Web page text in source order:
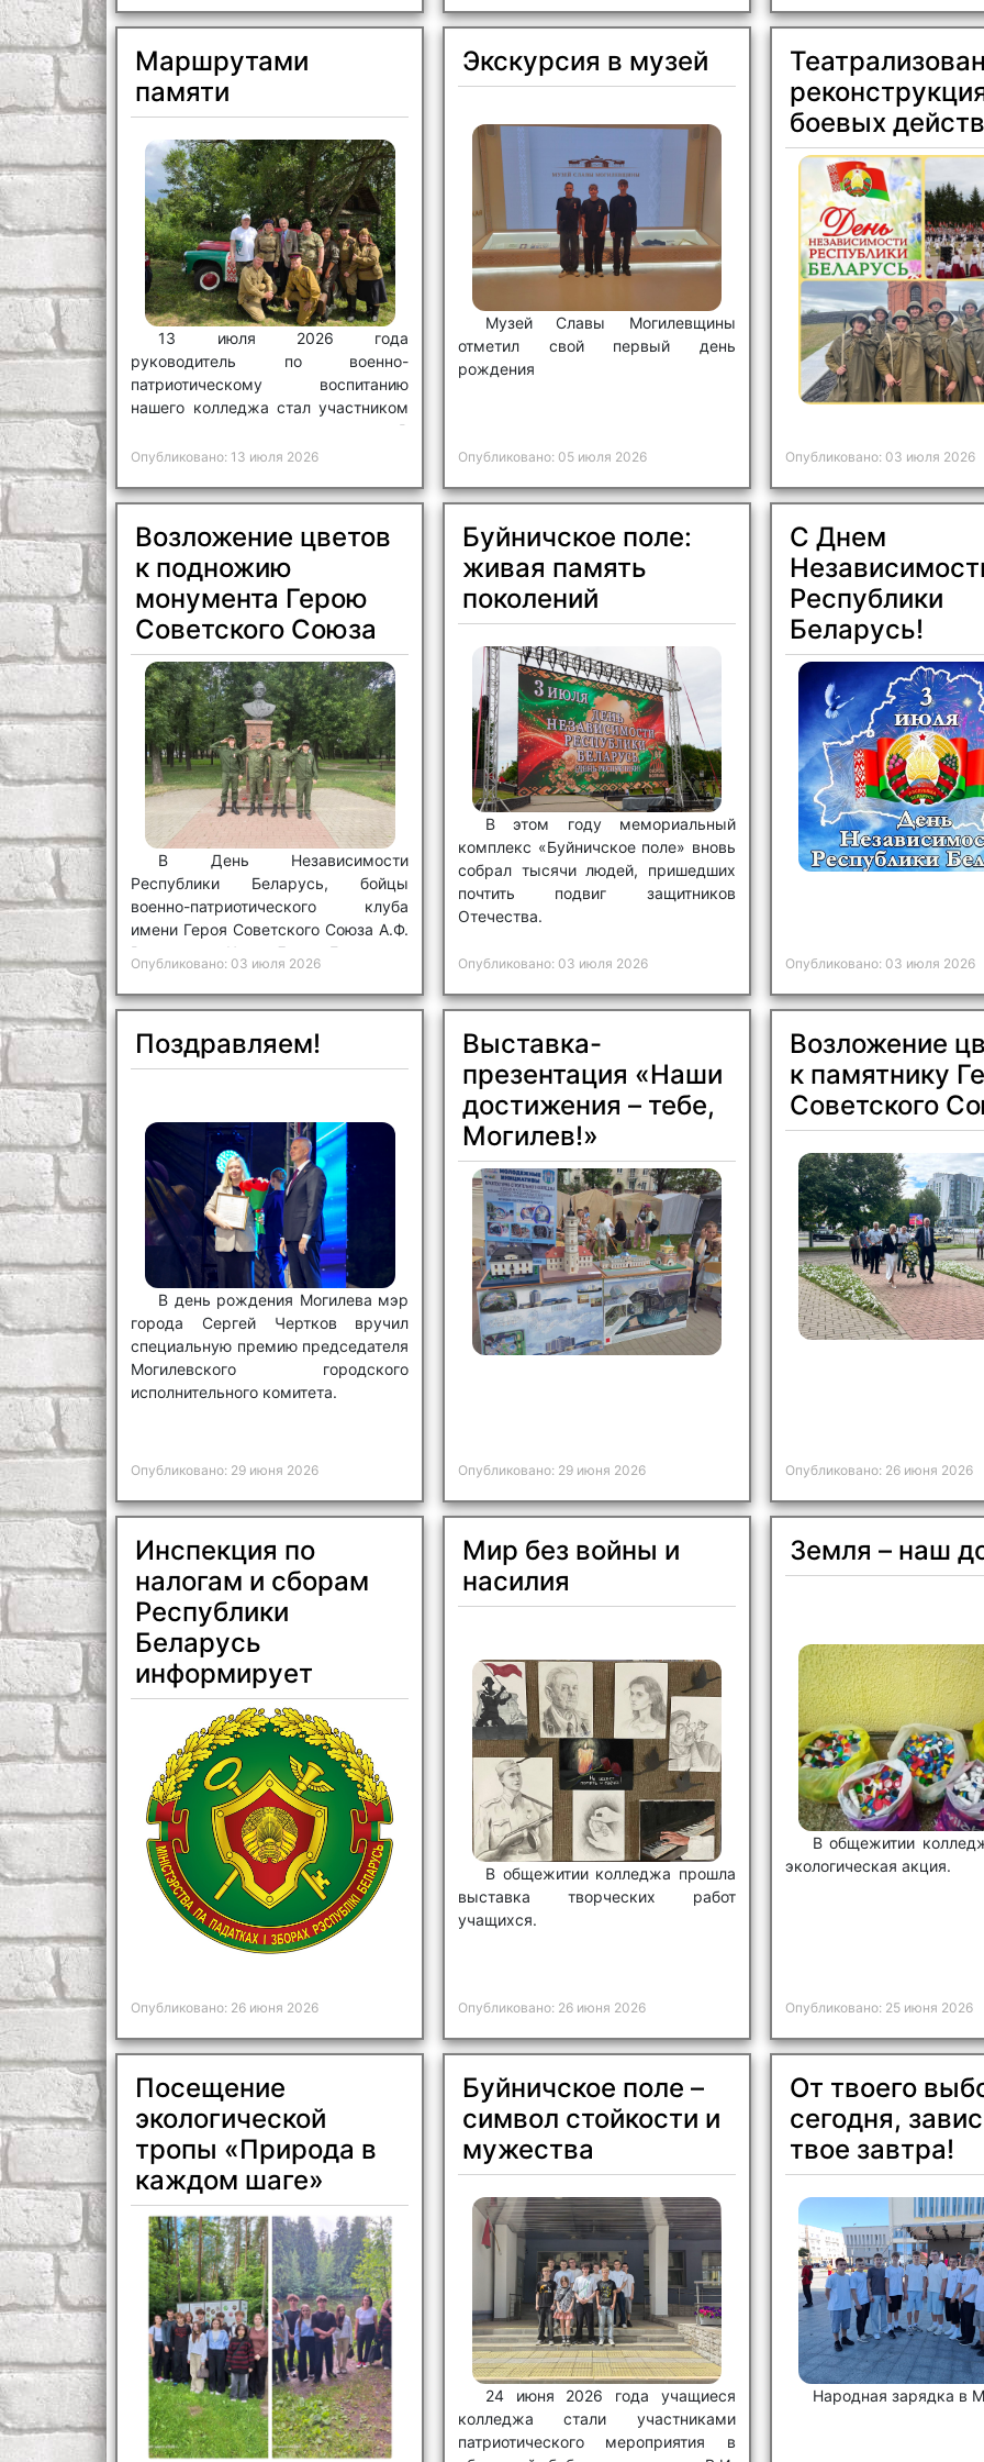
Маршрутами
памяти
13 июля 2026 года
руководитель по военно-
патриотическому воспитанию
нашего колледжа стал участником
патриотического мероприятия «В
поисках исторической правды».
Опубликовано: 13 июля 2026
Экскурсия в музей
Музей Славы Могилевщины
отметил свой первый день
рождения
Опубликовано: 05 июля 2026
боевых
Опубликовано: 03 июля 2026
Возложение цветов
к подножию
монумента Герою
Советского Союза
В День Независимости
Республики Беларусь, бойцы
военно-патриотического клуба
имени Героя Советского Союза А.Ф.
Везирова «Честь.Долг. Единство»
не остались в стороне.
Опубликовано: 03 июля 2026
Буйничское поле:
живая память
поколений
В этом году мемориальный
комплекс «Буйничское поле» вновь
собрал тысячи людей, пришедших
почтить подвиг защитников
Отечества.
Опубликовано: 03 июля 2026
С Днем
Республики
Беларусь!
Опубликовано: 03 июля 2026
Поздравляем!
В день рождения Могилева мэр
города Сергей Чертков вручил
специальную премию председателя
Могилевского городского
исполнительного комитета.
Опубликовано: 29 июня 2026
Выставка-
презентация «Наши
достижения – тебе,
Могилев!»
Опубликовано: 29 июня 2026
Возложение
к памятнику
Советского
Опубликовано: 26 июня 2026
Инспекция по
налогам и сборам
Республики
Беларусь
информирует
Опубликовано: 26 июня 2026
Мир без войны и
насилия
В общежитии колледжа прошла
выставка творческих работ
учащихся.
Опубликовано: 26 июня 2026
Земля – наш
В общежитии
экологическая акция.
Опубликовано: 25 июня 2026
Посещение
экологической
тропы «Природа в
каждом шаге»
Буйничское поле –
символ стойкости и
мужества
24 июня 2026 года учащиеся
колледжа стали участниками
патриотического мероприятия в
От твоего
сегодня,
твое завтра!
Народная зарядка в
Отправить X